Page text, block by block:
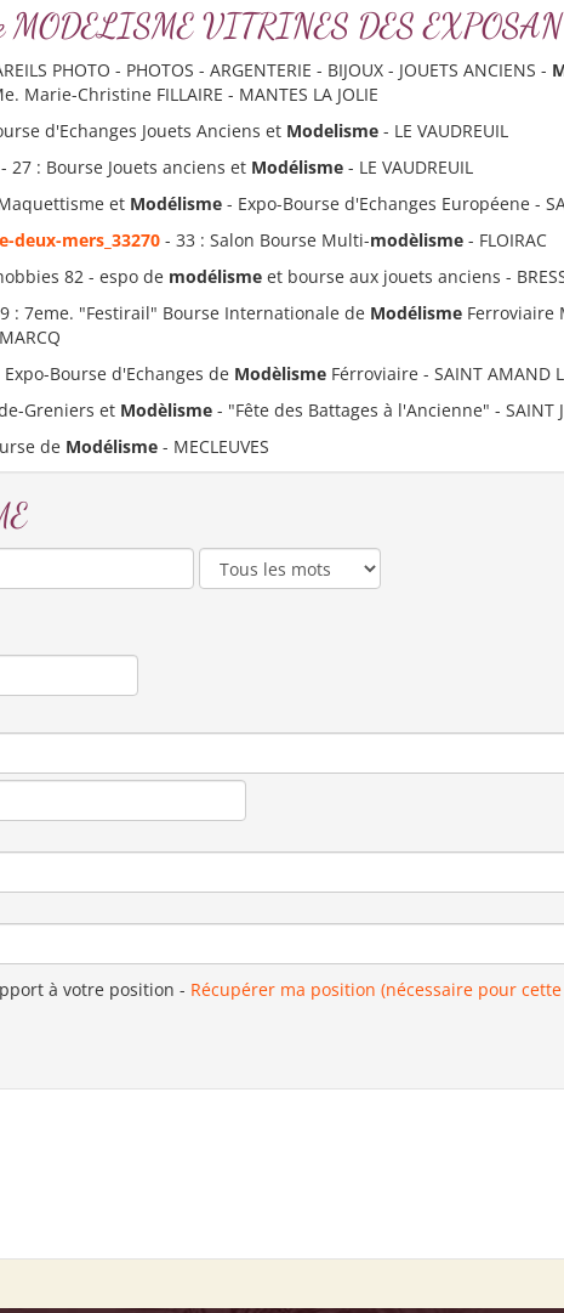
MODELISME VITRINES DES
PHOTO - PHOTOS - ARGENTERIE - BIJOUX - JOUETS ANCIENS -
Marie-Christine FILLAIRE - MANTES LA JOLIE
d'Echanges Jouets Anciens et Modelisme - LE VAUDREUIL
- 27 : Bourse Jouets anciens et Modélisme - LE VAUDREUIL
et Modélisme - Expo-Bourse d'Echanges Européene -
deux-mers_33270 - 33 : Salon Bourse Multi-modèlisme - FLOIRAC
82 - espo de modélisme et bourse aux jouets anciens -
: 7eme. "Festirail" Bourse Internationale de Modélisme Ferroviaire
Expo-Bourse d'Echanges de Modèlisme Férroviaire - SAINT AMAND
Greniers et Modèlisme - "Fête des Battages à l'Ancienne" - SAINT
de Modélisme - MECLEUVES
à votre position - Récupérer ma position (nécessaire pour